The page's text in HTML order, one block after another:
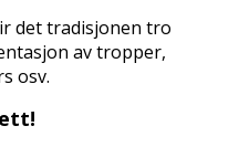
det tradisjonen tro
av tropper,
osv.